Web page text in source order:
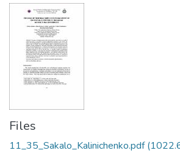
Files
11_35_Sakalo_Kalinichenko.pdf